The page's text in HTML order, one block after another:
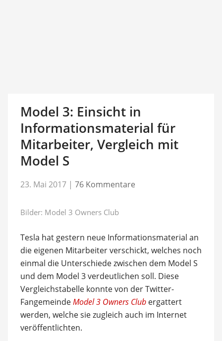
Model 3: Einsicht in
Informationsmaterial für
Mitarbeiter, Vergleich mit
Model S
23. Mai 2017 | 76 Kommentare
Bilder: Model 3 Owners Club
Tesla hat gestern neue Informationsmaterial an
die eigenen Mitarbeiter verschickt, welches noch
einmal die Unterschiede zwischen dem Model S
und dem Model 3 verdeutlichen soll. Diese
Vergleichstabelle konnte von der Twitter-
FangemeindeModel 3 Owners Clubergattert
werden, welche sie zugleich auch im Internet
veröffentlichten.